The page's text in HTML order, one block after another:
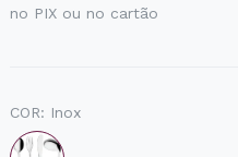
no PIX ou no cartão
COR: Inox